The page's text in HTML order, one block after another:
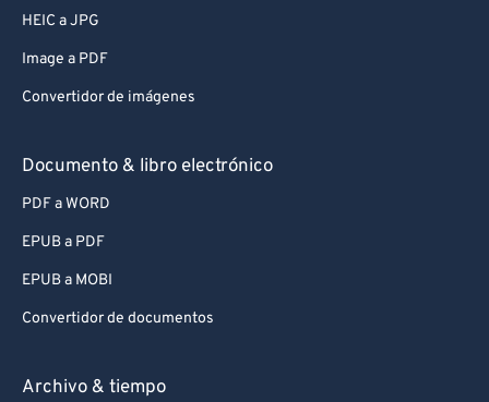
HEIC a JPG
Image a PDF
Convertidor de imágenes
Documento & libro electrónico
PDF a WORD
EPUB a PDF
EPUB a MOBI
Convertidor de documentos
Archivo & tiempo